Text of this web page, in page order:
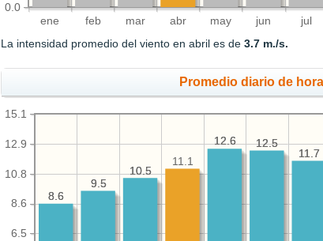
ene feb mar abr may jun jul
0.0
La intensidad promedio del viento en abril es de3.7 m./s.
Promedio diario de
6.5
8.6
10.8
12.9
15.1
11.7
12.5
12.6
10.5
9.5
8.6
11.7
12.5
12.6
11.1
10.5
9.5
8.6